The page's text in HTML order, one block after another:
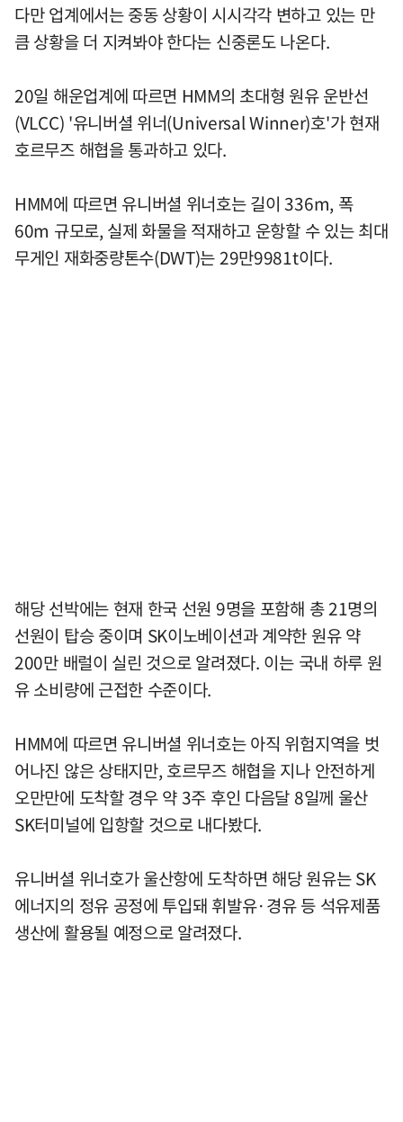
다만 업계에서는 중동 상황이 시시각각 변하고 있는 만
큼 상황을 더 지켜봐야 한다는 신중론도 나온다.
20일 해운업계에 따르면 HMM의 초대형 원유 운반선
(VLCC) '유니버셜 위너(Universal Winner)호'가 현재
호르무즈 해협을 통과하고 있다.
HMM에 따르면 유니버셜 위너호는 길이 336m, 폭
60m 규모로, 실제 화물을 적재하고 운항할 수 있는 최대
무게인 재화중량톤수(DWT)는 29만9981t이다.
해당 선박에는 현재 한국 선원 9명을 포함해 총 21명의
선원이 탑승 중이며 SK이노베이션과 계약한 원유 약
200만 배럴이 실린 것으로 알려졌다. 이는 국내 하루 원
유 소비량에 근접한 수준이다.
HMM에 따르면 유니버셜 위너호는 아직 위험지역을 벗
어나진 않은 상태지만, 호르무즈 해협을 지나 안전하게
오만만에 도착할 경우 약 3주 후인 다음달 8일께 울산
SK터미널에 입항할 것으로 내다봤다.
유니버셜 위너호가 울산항에 도착하면 해당 원유는 SK
에너지의 정유 공정에 투입돼 휘발유·경유 등 석유제품
생산에 활용될 예정으로 알려졌다.